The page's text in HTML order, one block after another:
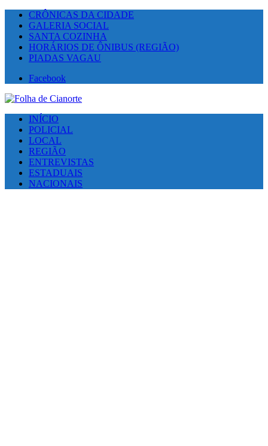
CRÔNICAS DA CIDADE
GALERIA SOCIAL
SANTA COZINHA
HORÁRIOS DE ÔNIBUS (REGIÃO)
PIADAS VAGAU
Facebook
INÍCIO
POLICIAL
LOCAL
REGIÃO
ENTREVISTAS
ESTADUAIS
NACIONAIS